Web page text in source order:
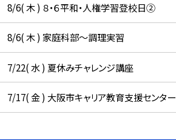
8/6( 木 ) ８・６平和・人権学習登校日②
8/6( 木 ) 家庭科部～調理実習
7/22( 水 ) 夏休みチャレンジ講座
7/17( 金 ) 大阪市キャリア教育支援センター